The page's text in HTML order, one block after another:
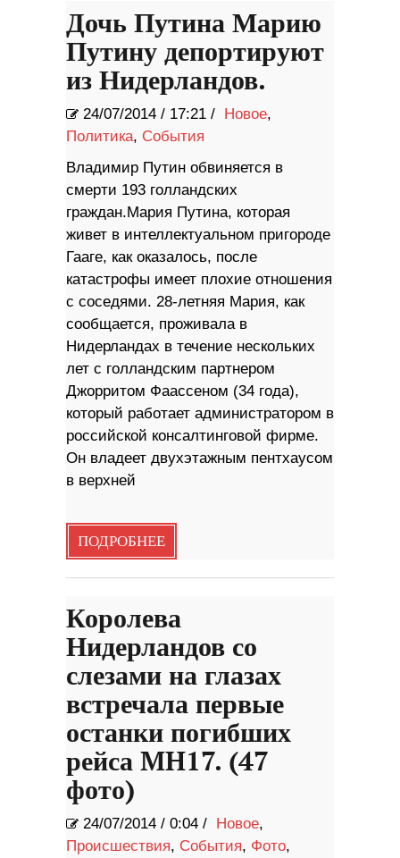
Дочь Путина Марию
Путину депортируют
из Нидерландов.
24/07/2014 / 17:21 / Новое,
Политика, События
Владимир Путин обвиняется в
смерти 193 голландских
граждан.Мария Путина, которая
живет в интеллектуальном пригороде
Гааге, как оказалось, после
катастрофы имеет плохие отношения
с соседями. 28-летняя Мария, как
сообщается, проживала в
Нидерландах в течение нескольких
лет с голландским партнером
Джорритом Фаассеном (34 года),
который работает администратором в
российской консалтинговой фирме.
Он владеет двухэтажным пентхаусом
в верхней
ПОДРОБНЕЕ
Королева
Нидерландов со
слезами на глазах
встречала первые
останки погибших
рейса MH17. (47
фото)
24/07/2014 / 0:04 / Новое,
Происшествия, События, Фото,